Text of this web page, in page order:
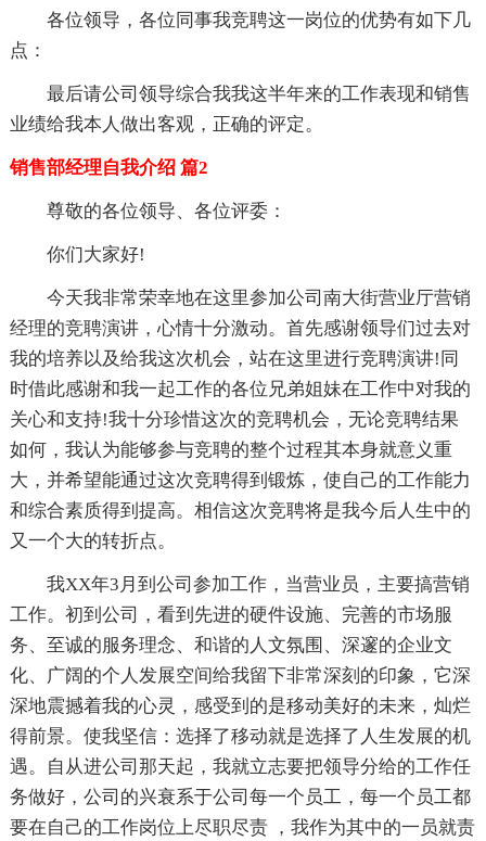
各位领导，各位同事我竞聘这一岗位的优势有如下几
点：
最后请公司领导综合我我这半年来的工作表现和销售
业绩给我本人做出客观，正确的评定。
销售部经理自我介绍 篇2
尊敬的各位领导、各位评委：
你们大家好!
今天我非常荣幸地在这里参加公司南大街营业厅营销
经理的竞聘演讲，心情十分激动。首先感谢领导们过去对
我的培养以及给我这次机会，站在这里进行竞聘演讲!同
时借此感谢和我一起工作的各位兄弟姐妹在工作中对我的
关心和支持!我十分珍惜这次的竞聘机会，无论竞聘结果
如何，我认为能够参与竞聘的整个过程其本身就意义重
大，并希望能通过这次竞聘得到锻炼，使自己的工作能力
和综合素质得到提高。相信这次竞聘将是我今后人生中的
又一个大的转折点。
我XX年3月到公司参加工作，当营业员，主要搞营销
工作。初到公司，看到先进的硬件设施、完善的市场服
务、至诚的服务理念、和谐的人文氛围、深邃的企业文
化、广阔的个人发展空间给我留下非常深刻的印象，它深
深地震撼着我的心灵，感受到的是移动美好的未来，灿烂
得前景。使我坚信：选择了移动就是选择了人生发展的机
遇。自从进公司那天起，我就立志要把领导分给的工作任
务做好，公司的兴衰系于公司每一个员工，每一个员工都
要在自己的工作岗位上尽职尽责 ，我作为其中的一员就责